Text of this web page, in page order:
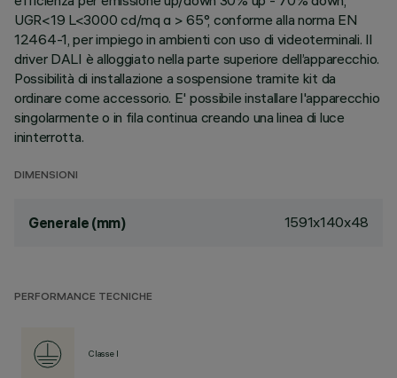
UGR<19 L<3000 cd/mq α > 65°, conforme alla norma EN
12464-1, per impiego in ambienti con uso di videoterminali. Il
driver DALI è alloggiato nella parte superiore dell’apparecchio.
Possibilità di installazione a sospensione tramite kit da
ordinare come accessorio. E' possibile installare l'apparecchio
singolarmente o in fila continua creando una linea di luce
ininterrotta.
DIMENSIONI
Generale (mm) 1591x140x48
PERFORMANCE TECNICHE
Classe I